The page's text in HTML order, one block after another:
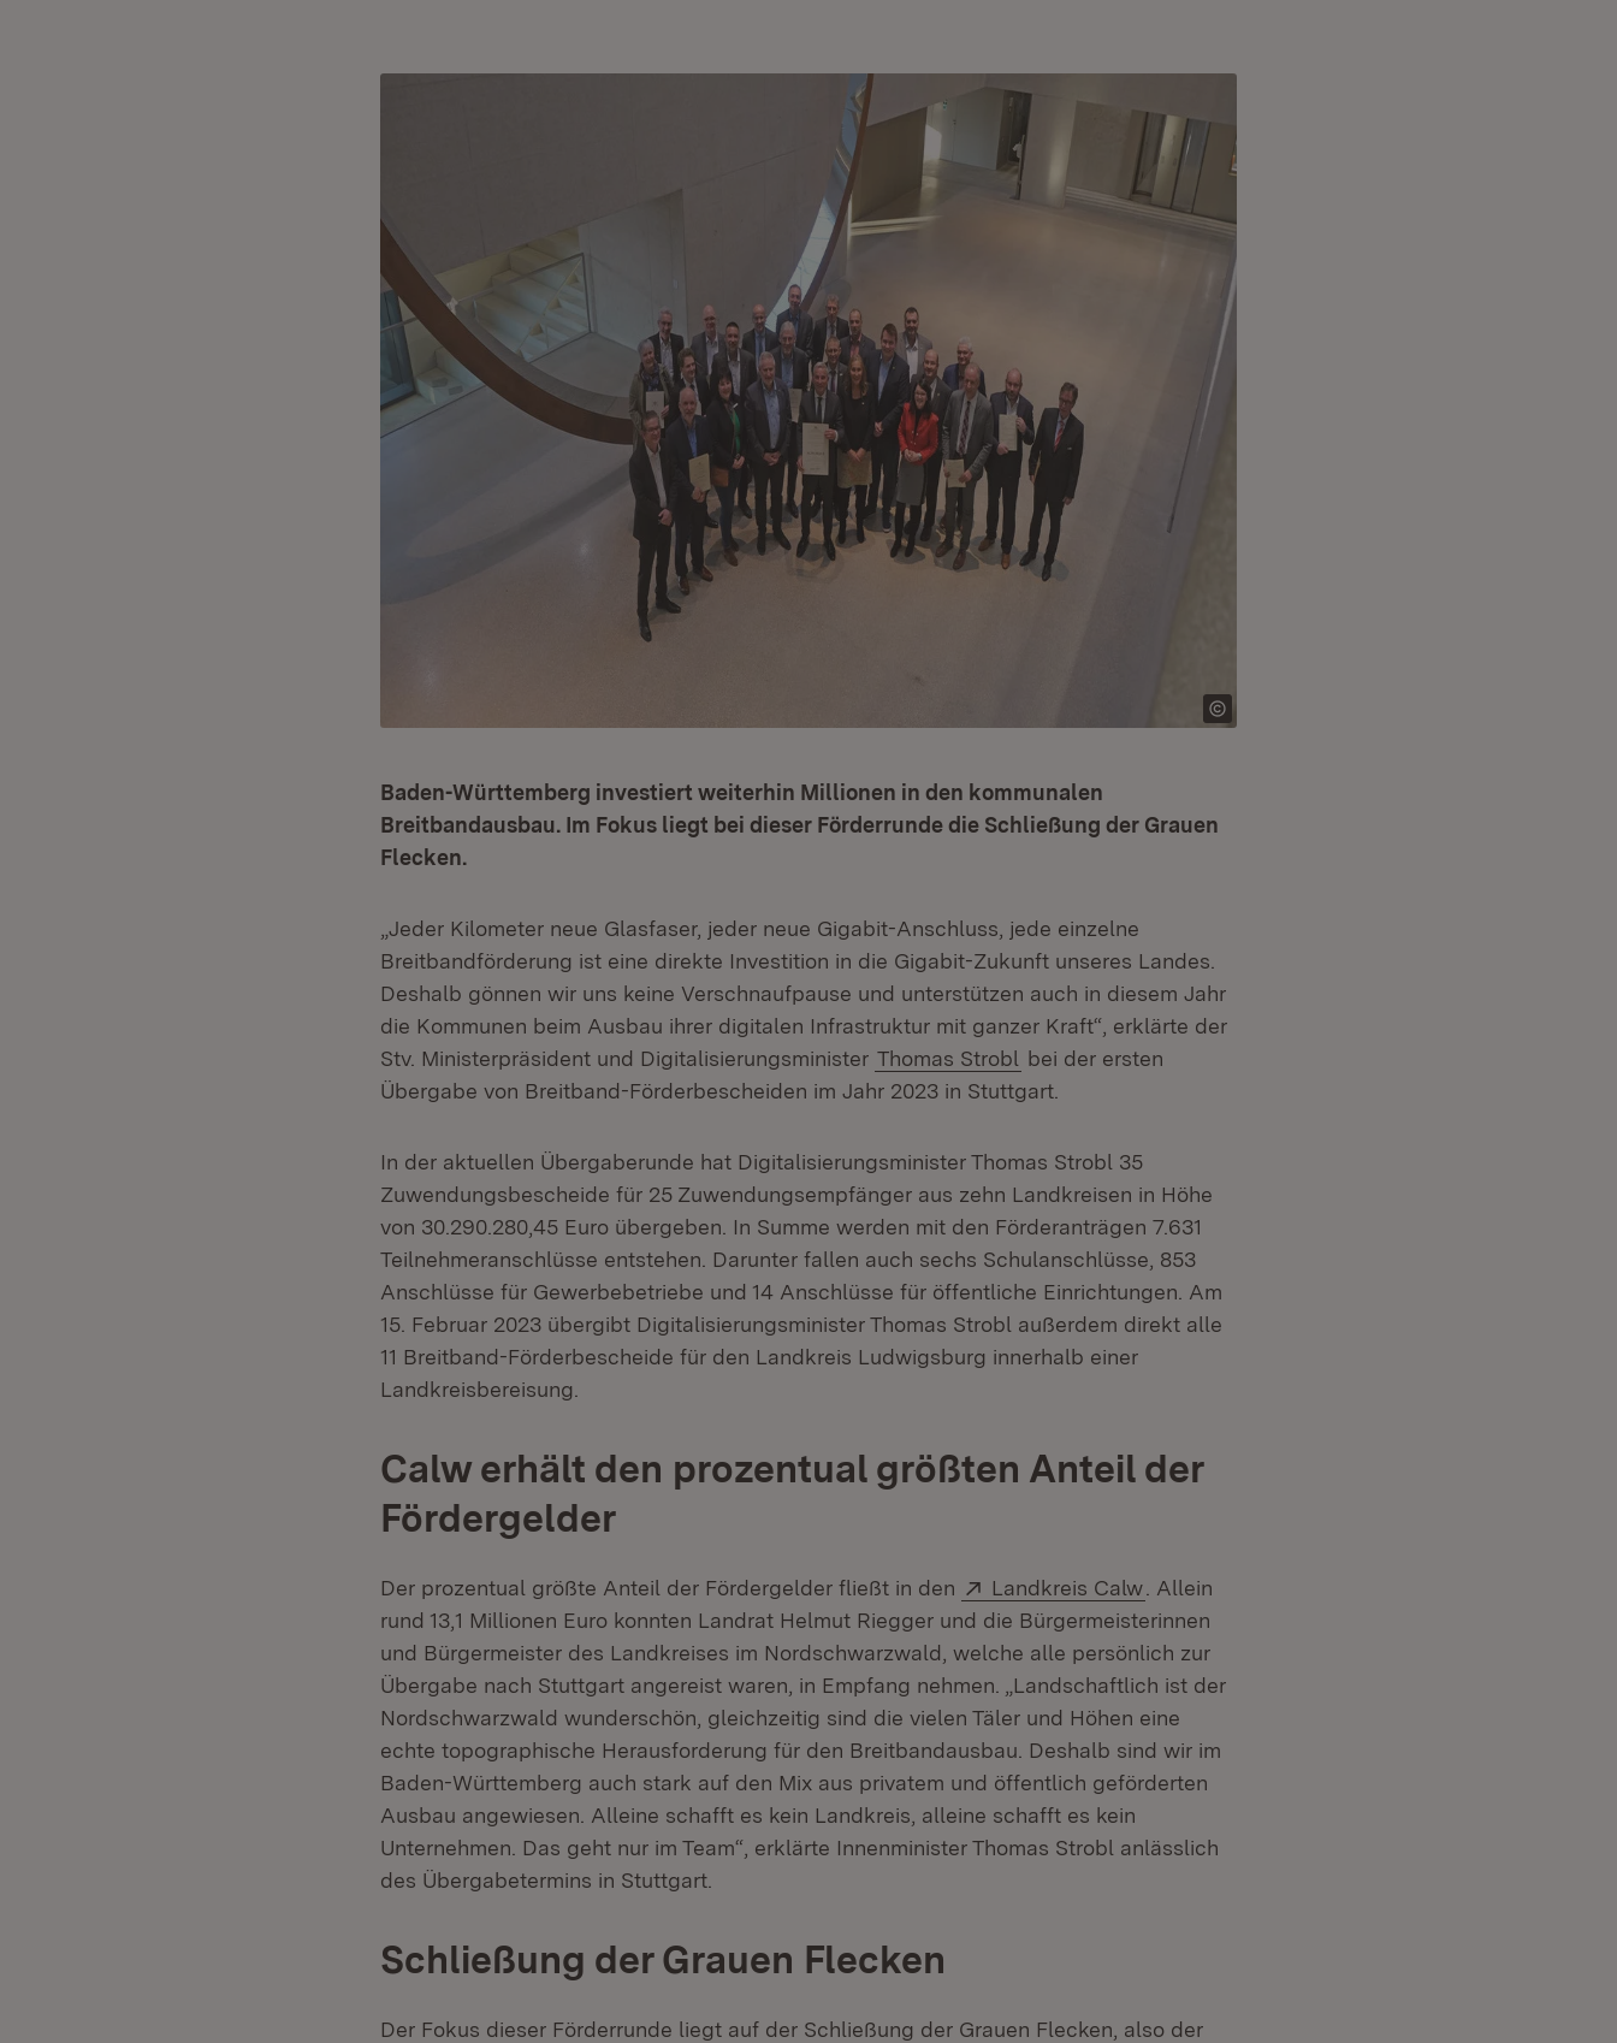
Baden-Württemberg investiert weiterhin Millionen in den kommunalen
Breitbandausbau. Im Fokus liegt bei dieser Förderrunde die Schließung der Grauen
Flecken.
„Jeder Kilometer neue Glasfaser, jeder neue Gigabit-Anschluss, jede einzelne
Breitbandförderung ist eine direkte Investition in die Gigabit-Zukunft unseres Landes.
Deshalb gönnen wir uns keine Verschnaufpause und unterstützen auch in diesem Jahr
die Kommunen beim Ausbau ihrer digitalen Infrastruktur mit ganzer Kraft“, erklärte der
Stv. Ministerpräsident und Digitalisierungsminister Thomas Strobl bei der ersten
Übergabe von Breitband-Förderbescheiden im Jahr 2023 in Stuttgart.
In der aktuellen Übergaberunde hat Digitalisierungsminister Thomas Strobl 35
Zuwendungsbescheide für 25 Zuwendungsempfänger aus zehn Landkreisen in Höhe
von 30.290.280,45 Euro übergeben. In Summe werden mit den Förderanträgen 7.631
Teilnehmeranschlüsse entstehen. Darunter fallen auch sechs Schulanschlüsse, 853
Anschlüsse für Gewerbebetriebe und 14 Anschlüsse für öffentliche Einrichtungen. Am
15. Februar 2023 übergibt Digitalisierungsminister Thomas Strobl außerdem direkt alle
11 Breitband-Förderbescheide für den Landkreis Ludwigsburg innerhalb einer
Landkreisbereisung.
Calw erhält den prozentual größten Anteil der
Fördergelder
Der prozentual größte Anteil der Fördergelder fließt in den Extern:
Landkreis Calw (Öffnet in neuem Fenster)
. Allein
rund 13,1 Millionen Euro konnten Landrat Helmut Riegger und die Bürgermeisterinnen
und Bürgermeister des Landkreises im Nordschwarzwald, welche alle persönlich zur
Übergabe nach Stuttgart angereist waren, in Empfang nehmen. „Landschaftlich ist der
Nordschwarzwald wunderschön, gleichzeitig sind die vielen Täler und Höhen eine
echte topographische Herausforderung für den Breitbandausbau. Deshalb sind wir im
Baden-Württemberg auch stark auf den Mix aus privatem und öffentlich geförderten
Ausbau angewiesen. Alleine schafft es kein Landkreis, alleine schafft es kein
Unternehmen. Das geht nur im Team“, erklärte Innenminister Thomas Strobl anlässlich
des Übergabetermins in Stuttgart.
Schließung der Grauen Flecken
Der Fokus dieser Förderrunde liegt auf der Schließung der Grauen Flecken, also der